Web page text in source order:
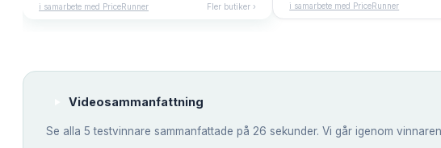
i samarbete med PriceRunner Fler butiker › i samarbete med PriceRunner
Videosammanfattning
Se alla 5 testvinnare sammanfattade på 26 sekunder. Vi går igenom